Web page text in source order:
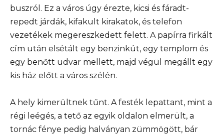
buszról. Ez a város úgy érezte, kicsi és fáradt-
repedt járdák, kifakult kirakatok, és telefon
vezetékek megereszkedett felett. A papírra firkált
cím után elsétált egy benzinkút, egy templom és
egy benőtt udvar mellett, majd végül megállt egy
kis ház előtt a város szélén.
A hely kimerültnek tűnt. A festék lepattant, mint a
régi leégés, a tető az egyik oldalon elmerült, a
tornác fénye pedig halványan zümmögött, bár